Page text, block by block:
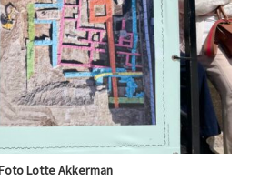
Lotte Akkerman